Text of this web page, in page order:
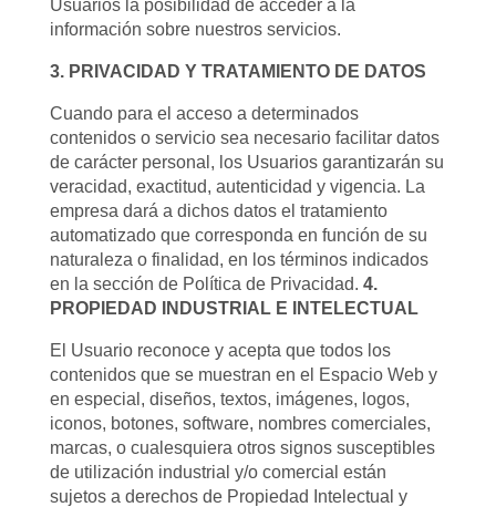
Usuarios la posibilidad de acceder a la
información sobre nuestros servicios.
3. PRIVACIDAD Y TRATAMIENTO DE DATOS
Cuando para el acceso a determinados
contenidos o servicio sea necesario facilitar datos
de carácter personal, los Usuarios garantizarán su
veracidad, exactitud, autenticidad y vigencia. La
empresa dará a dichos datos el tratamiento
automatizado que corresponda en función de su
naturaleza o finalidad, en los términos indicados
en la sección de Política de Privacidad. 4.
PROPIEDAD INDUSTRIAL E INTELECTUAL
El Usuario reconoce y acepta que todos los
contenidos que se muestran en el Espacio Web y
en especial, diseños, textos, imágenes, logos,
iconos, botones, software, nombres comerciales,
marcas, o cualesquiera otros signos susceptibles
de utilización industrial y/o comercial están
sujetos a derechos de Propiedad Intelectual y